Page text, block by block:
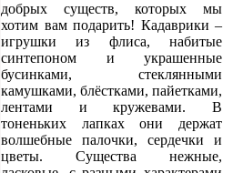
добрых существ, которых мы
хотим вам подарить! Кадаврики –
игрушки из флиса, набитые
синтепоном и украшенные
бусинками, стеклянными
камушками, блёстками, пайетками,
лентами и кружевами. В
тоненьких лапках они держат
волшебные палочки, сердечки и
цветы. Существа нежные,